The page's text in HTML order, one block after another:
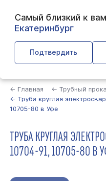
Самый близкий к
Екатеринбург
Подтвердить
← Главная ← Трубный
← Труба круглая
10705-80 в Уфе
ТРУБА КРУГЛАЯ
10704-91, 10705-80 В